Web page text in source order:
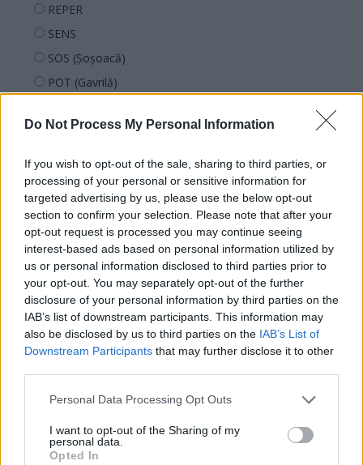
Do Not Process My Personal Information
If you wish to opt-out of the sale, sharing to third parties, or
processing of your personal or sensitive information for
targeted advertising by us, please use the below opt-out
section to confirm your selection. Please note that after your
opt-out request is processed you may continue seeing
interest-based ads based on personal information utilized by
us or personal information disclosed to third parties prior to
your opt-out. You may separately opt-out of the further
disclosure of your personal information by third parties on the
IAB’s list of downstream participants. This information may
also be disclosed by us to third parties on the IAB’s List of
Downstream Participants that may further disclose it to other
Personal Data Processing Opt Outs
I want to opt-out of the Sharing of my
personal data.
Opted In
REPER
SENS
SOS (Șoșoacă)
POT (Gavrilă)
Acțiunea Conservatoare (Târziu)
PUSL (D. Voiculescu)
PNȚCD (Pavelescu)
PNCR (Terheș)
Partidul Patrioților (Surugiu)
FAR (Coarnă)
România pe Primul Loc (Ponta)
Altul
Arhiva sondajelor